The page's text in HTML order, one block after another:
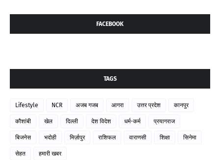
FACEBOOK
TAGS
Lifestyle NCR अजब गजब आगरा उत्तर प्रदेश कानपुर
कौशांबी खेल दिल्ली देश विदेश धर्म-कर्म प्रयागराज
बिजनेस भदोही मिर्ज़ापुर राशिफल वाराणसी शिक्षा सिनेमा
सेहत हमारी खबर